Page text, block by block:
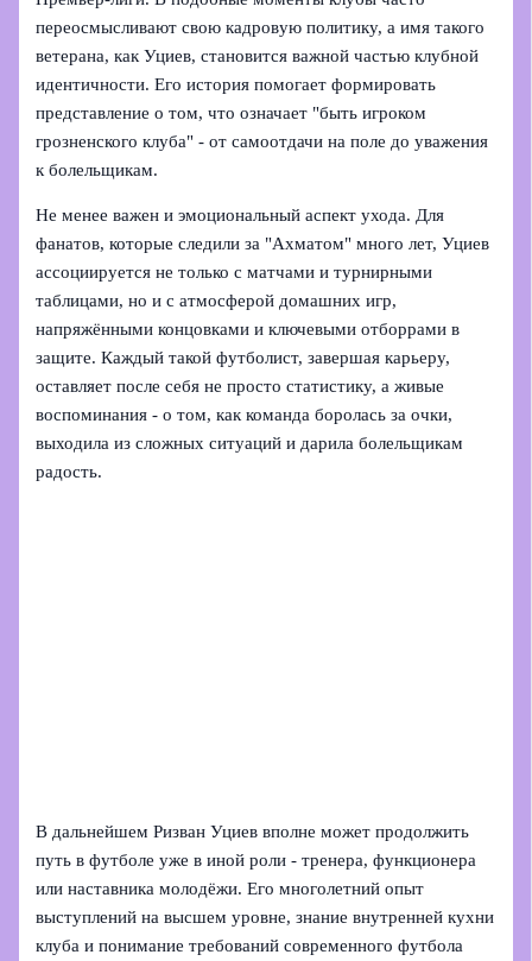
переосмысливают свою кадровую политику, а имя такого
ветерана, как Уциев, становится важной частью клубной
идентичности. Его история помогает формировать
представление о том, что означает "быть игроком
грозненского клуба" - от самоотдачи на поле до уважения
к болельщикам.
Не менее важен и эмоциональный аспект ухода. Для
фанатов, которые следили за "Ахматом" много лет, Уциев
ассоциируется не только с матчами и турнирными
таблицами, но и с атмосферой домашних игр,
напряжёнными концовками и ключевыми отборрами в
защите. Каждый такой футболист, завершая карьеру,
оставляет после себя не просто статистику, а живые
воспоминания - о том, как команда боролась за очки,
выходила из сложных ситуаций и дарила болельщикам
радость.
В дальнейшем Ризван Уциев вполне может продолжить
путь в футболе уже в иной роли - тренера, функционера
или наставника молодёжи. Его многолетний опыт
выступлений на высшем уровне, знание внутренней кухни
клуба и понимание требований современного футбола